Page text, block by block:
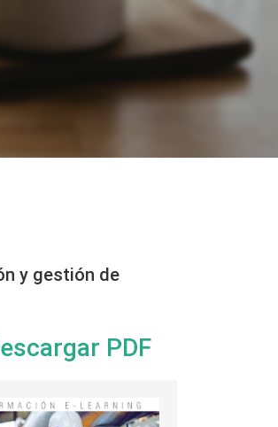
y gestión de
PDF